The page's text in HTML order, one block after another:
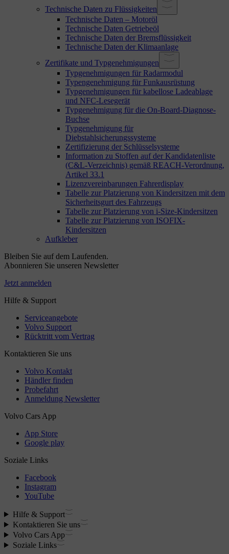
Technische Daten zu Flüssigkeiten
Technische Daten – Motoröl
Technische Daten Getriebeöl
Technische Daten der Bremsflüssigkeit
Technische Daten der Klimaanlage
Zertifikate und Typgenehmigungen
Typgenehmigungen für Radarmodul
Typengenehmigung für Funkausrüstung
Typgenehmigungen für kabellose Ladeablage
und NFC-Lesegerät
Typgenehmigung für die On-Board-Diagnose-
Buchse
Typgenehmigung für
Diebstahlsicherungssysteme
Zertifizierung der Schlüsselsysteme
Information zu Stoffen auf der Kandidatenliste
(C&L-Verzeichnis) gemäß REACH-Verordnung,
Artikel 33.1
Lizenzvereinbarungen Fahrerdisplay
Tabelle zur Platzierung von Kindersitzen mit dem
Sicherheitsgurt des Fahrzeugs
Tabelle zur Platzierung von i-Size-Kindersitzen
Tabelle zur Platzierung von ISOFIX-
Kindersitzen
Aufkleber